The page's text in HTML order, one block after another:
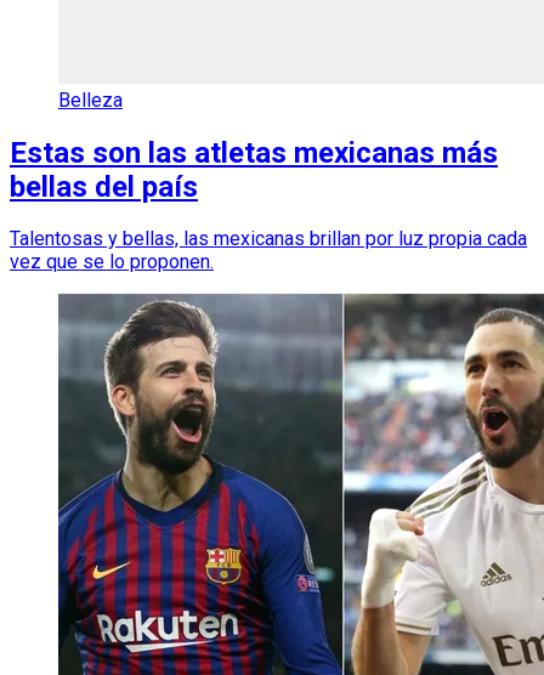
Belleza
Estas son las atletas mexicanas más
bellas del país
Talentosas y bellas, las mexicanas brillan por luz propia cada
vez que se lo proponen.